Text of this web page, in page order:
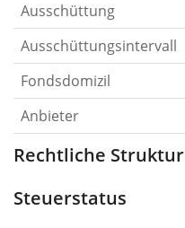
Ausschüttung
Ausschüttungsintervall
Fondsdomizil
Anbieter
Rechtliche Struktur
Steuerstatus